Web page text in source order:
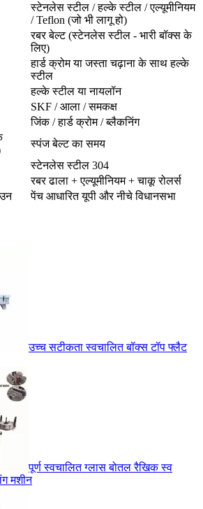
स्टेनलेस स्टील / हल्के स्टील / एल्यूमीनियम
/ Teflon (जो भी लागू हो)
रबर बेल्ट (स्टेनलेस स्टील - भारी बॉक्स के
लिए)
हार्ड क्रोम या जस्ता चढ़ाना के साथ हल्के
स्टील
हल्के स्टील या नायलॉन
SKF / आला / समकक्ष
जिंक / हार्ड क्रोम / ब्लैकनिंग
स्पंज बेल्ट का समय
स्टेनलेस स्टील 304
रबर ढाला + एल्यूमीनियम + चाकू रोलर्स
पेंच आधारित यूपी और नीचे विधानसभा
उच्च सटीकता स्वचालित बॉक्स टॉप फ्लैट
पूर्ण स्वचालित ग्लास बोतल रैखिक स्व
मशीन